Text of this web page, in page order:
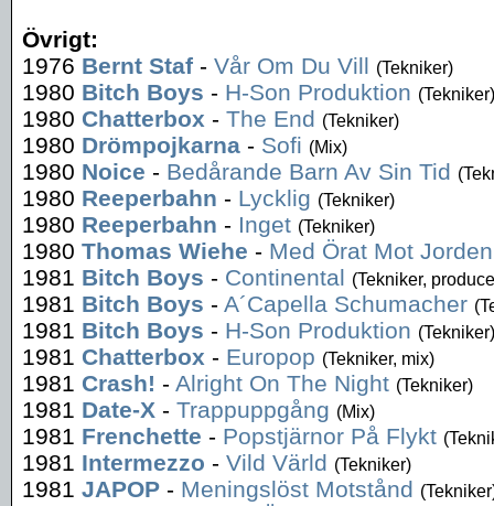
Övrigt:
1976 Bernt Staf - Vår Om Du Vill (Tekniker)
1980 Bitch Boys - H-Son Produktion (Tekniker)
1980 Chatterbox - The End (Tekniker)
1980 Drömpojkarna - Sofi (Mix)
1980 Noice - Bedårande Barn Av Sin Tid
1980 Reeperbahn - Lycklig (Tekniker)
1980 Reeperbahn - Inget (Tekniker)
1980 Thomas Wiehe - Med Örat Mot Jorden
1981 Bitch Boys - Continental (Tekniker,
1981 Bitch Boys - A´Capella Schumacher
1981 Bitch Boys - H-Son Produktion (Tekniker)
1981 Chatterbox - Europop (Tekniker, mix)
1981 Crash! - Alright On The Night (Tekniker)
1981 Date-X - Trappuppgång (Mix)
1981 Frenchette - Popstjärnor På Flykt
1981 Intermezzo - Vild Värld (Tekniker)
1981 JAPOP - Meningslöst Motstånd